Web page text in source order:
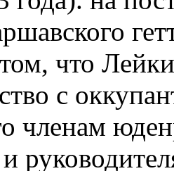
что
с
членам